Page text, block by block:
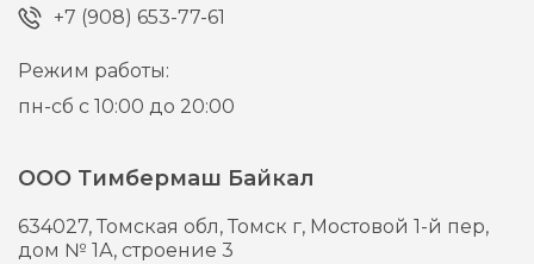
+7 (908) 653-77-61
Режим работы:
пн-сб с 10:00 до 20:00
ООО Тимбермаш Байкал
634027,Томская обл, Томск г, Мостовой 1-й пер,
дом № 1А, строение 3